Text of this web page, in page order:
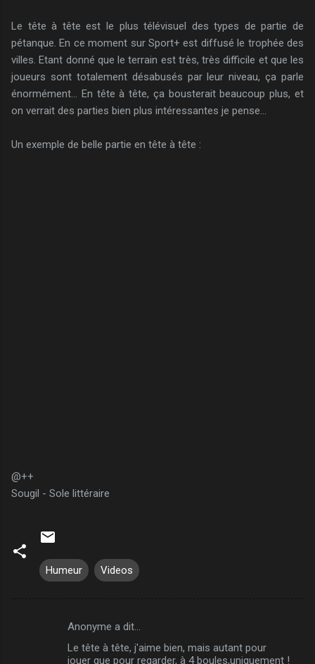
Le tête à tête est le plus télévisuel des types de partie de
pétanque. En ce moment sur Sport+ est diffusé le trophée des
villes. Etant donné que le terrain est très, très difficile et que les
joueurs sont totalement désabusés par leur niveau, ça parle
énormément... En tête à tête, ça bousterait beaucoup plus, et
on verrait des parties bien plus intéressantes je pense...
Un exemple de belle partie en tête à tête :
@++
Sougil - Sole littéraire
Humeur Videos
Anonyme a dit…
Le tête à tête, j'aime bien, mais autant pour
jouer que pour regarder, à 4 boules,uniquement !